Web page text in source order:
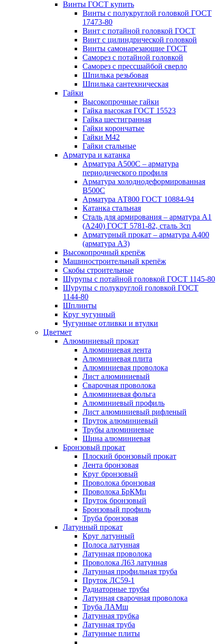
Винты ГОСТ купить
Винты с полукруглой головкой ГОСТ
17473-80
Винт с потайной головкой ГОСТ
Винт с цилиндрической головкой
Винты самонарезающие ГОСТ
Саморез с потайной головкой
Саморез с прессшайбой сверло
Шпилька резьбовая
Шпилька сантехническая
Гайки
Высокопрочные гайки
Гайка высокая ГОСТ 15523
Гайка шестигранная
Гайки корончатые
Гайки М42
Гайки стальные
Арматура и катанка
Арматура А500С – арматура
периодического профиля
Арматура холоднодеформированная
В500С
Арматура АТ800 ГОСТ 10884-94
Катанка стальная
Сталь для армирования – арматура А1
(А240) ГОСТ 5781-82, сталь 3сп
Арматурный прокат – арматура А400
(арматура А3)
Высокопрочный крепёж
Машиностроительный крепёж
Скобы строительные
Шурупы с потайной головкой ГОСТ 1145-80
Шурупы с полукруглой головкой ГОСТ
1144-80
Шплинты
Круг чугунный
Чугунные отливки и втулки
Цветмет
Алюминиевый прокат
Алюминиевая лента
Алюминиевая плита
Алюминиевая проволока
Лист алюминиевый
Сварочная проволока
Алюминиевая фольга
Алюминиевый профиль
Лист алюминиевый рифленый
Пруток алюминиевый
Трубы алюминиевые
Шина алюминиевая
Бронзовый прокат
Плоский бронзовый прокат
Лента бронзовая
Круг бронзовый
Проволока бронзовая
Проволока БрКМц
Пруток бронзовый
Бронзовый профиль
Труба бронзовая
Латунный прокат
Круг латунный
Полоса латунная
Латунная проволока
Проволока Л63 латунная
Латунная профильная труба
Пруток ЛС59-1
Радиаторные трубы
Латунная сварочная проволока
Труба ЛАМш
Латунная трубка
Латунная труба
Латунные плиты